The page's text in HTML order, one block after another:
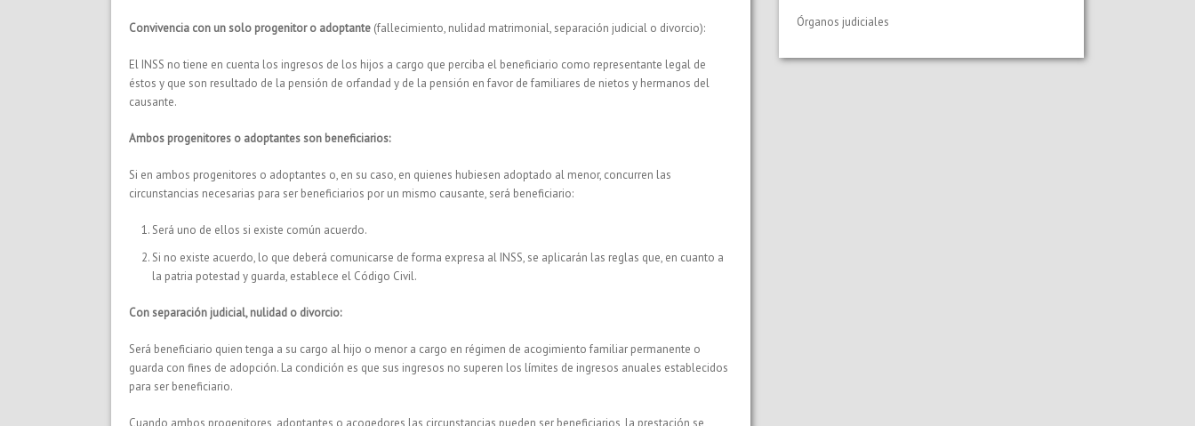
Convivencia con un solo progenitor o adoptante(fallecimiento, nulidad matrimonial, separación judicial o divorcio):
El INSS no tiene en cuenta los ingresos de los hijos a cargo que perciba el beneficiario como representante legal de
éstos y que son resultado de la pensión de orfandad y de la pensión en favor de familiares de nietos y hermanos del
causante.
Ambos progenitores o adoptantes son beneficiarios:
Si en ambos progenitores o adoptantes o, en su caso, en quienes hubiesen adoptado al menor, concurren las
circunstancias necesarias para ser beneficiarios por un mismo causante, será beneficiario:
Será uno de ellos si existe común acuerdo.
Si no existe acuerdo, lo que deberá comunicarse de forma expresa al INSS, se aplicarán las reglas que, en cuanto a
la patria potestad y guarda, establece el Código Civil.
Con separación judicial, nulidad o divorcio:
Será beneficiario quien tenga a su cargo al hijo o menor a cargo en régimen de acogimiento familiar permanente o
guarda con fines de adopción. La condición es que sus ingresos no superen los límites de ingresos anuales establecidos
para ser beneficiario.
Cuando ambos progenitores, adoptantes o acogedores las circunstancias pueden ser beneficiarios, la prestación se
Órganos judiciales